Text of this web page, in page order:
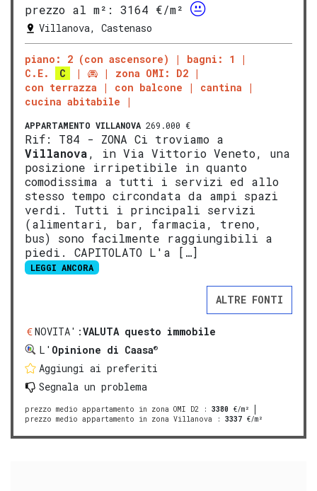
prezzo al m²:
3164 €/m²
Villanova, Castenaso
piano: 2 (con ascensore)
bagni: 1
C.E.
C
zona OMI: D2
con terrazza
con balcone
cantina
cucina abitabile
APPARTAMENTO VILLANOVA 269.000 €
Rif: T84 - ZONA Ci troviamo a
Villanova, in Via Vittorio Veneto, una
posizione irripetibile in quanto
comodissima a tutti i servizi ed allo
stesso tempo circondata da ampi spazi
verdi. Tutti i principali servizi
(alimentari, bar, farmacia, treno,
bus) sono facilmente raggiungibili a
piedi. CAPITOLATO L'a […]
LEGGI ANCORA
ALTRE FONTI
NOVITA':VALUTA questo immobile
L' Opinione di Caasa®
Aggiungi ai preferiti
Segnala un problema
prezzo medio appartamento in zona OMI D2 : 3380 €/m²
prezzo medio appartamento in zona Villanova : 3337 €/m²